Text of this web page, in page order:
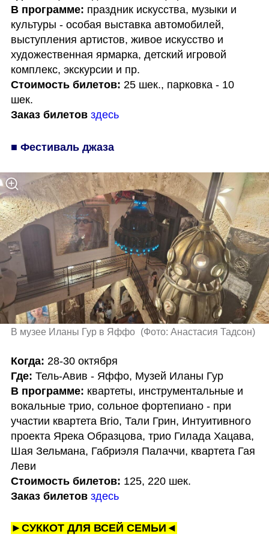
В программе: праздник искусства, музыки и
культуры - особая выставка автомобилей,
выступления артистов, живое искусство и
художественная ярмарка, детский игровой
Стоимость билетов: 25 шек., парковка - 10
Заказ билетов здесь
■ Фестиваль джаза
В музее Иланы Гур в Яффо (Фото: Анастасия Тадсон)
Когда:
Где:
Тель-Авив - Яффо, Музей Иланы Гур
В программе: квартеты, инструментальные и
вокальные трио, сольное фортепиано - при
участии квартета Brio, Тали Грин, Интуитивного
проекта Ярека Образцова, трио Гилада Хацава,
Шая Зельмана, Габриэля Палаччи, квартета Гая
Стоимость билетов:
Заказ билетов здесь
►СУККОТ ДЛЯ ВСЕЙ СЕМЬИ◄